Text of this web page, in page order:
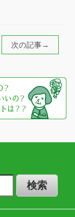
次の記事→